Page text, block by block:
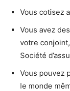
Vous cotisez
Vous avez
votre
Société
Vous pouvez
le monde